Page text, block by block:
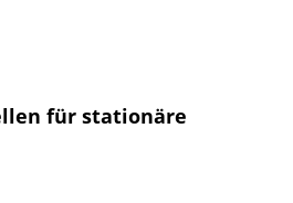
für stationäre